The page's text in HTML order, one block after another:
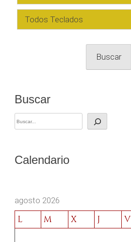
Buscar
Calendario
agosto 2026
L M X J V